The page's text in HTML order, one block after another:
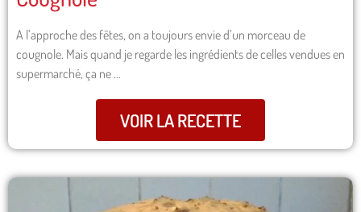
A l’approche des fêtes, on a toujours envie d’un morceau de
cougnole. Mais quand je regarde les ingrédients de celles vendues en
supermarché, ça ne …
VOIR LA RECETTE